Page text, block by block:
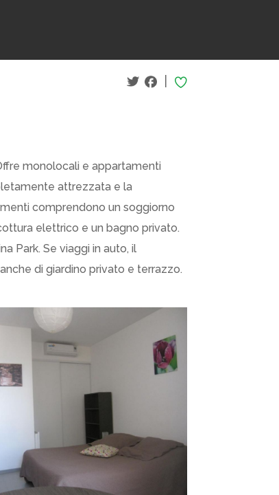
|
monolocali e appartamenti
attrezzata e la
comprendono un soggiorno
elettrico e un bagno privato.
Park. Se viaggi in auto, il
di giardino privato e terrazzo.